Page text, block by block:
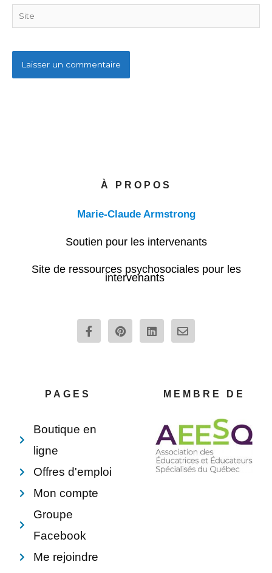
Site
À PROPOS
Marie-Claude Armstrong
Soutien pour les intervenants
Site de ressources psychosociales pour les
intervenants
F
a
c
P
i
n
L
i
n
E
n
v
p
e
PAGES
Boutique en
ligne
Offres d'emploi
Mon compte
Groupe
Facebook
Me rejoindre
MEMBRE DE